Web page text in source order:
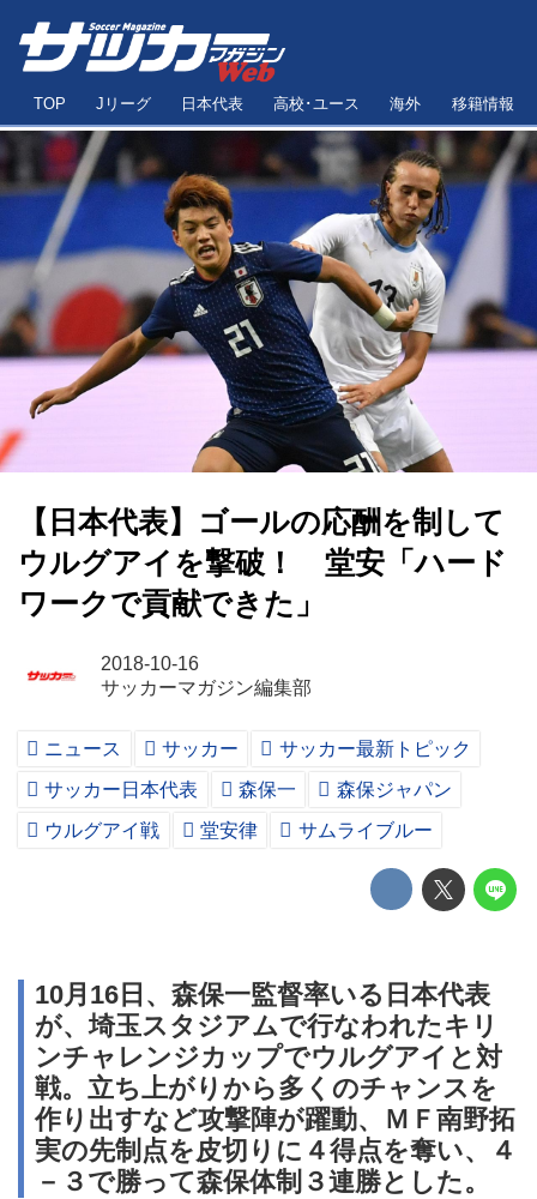
TOP Jリーグ 日本代表 高校･ユース 海外 移籍情報
【日本代表】ゴールの応酬を制して
ウルグアイを撃破！ 堂安「ハード
ワークで貢献できた」
2018-10-16
サッカーマガジン編集部
ニュース サッカー
サッカー最新トピック
サッカー日本代表
森保一
森保ジャパン
ウルグアイ戦
堂安律 サムライブルー
10月16日、森保一監督率いる日本代表
が、埼玉スタジアムで行なわれたキリ
ンチャレンジカップでウルグアイと対
戦。立ち上がりから多くのチャンスを
作り出すなど攻撃陣が躍動、ＭＦ南野拓
実の先制点を皮切りに４得点を奪い、４
－３で勝って森保体制３連勝とした。